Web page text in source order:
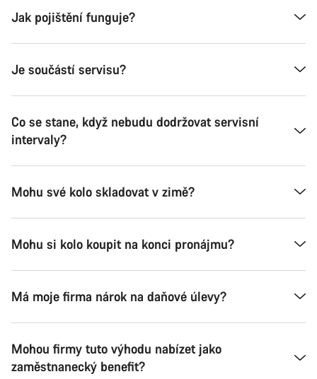
Jak pojištění funguje?
Je součástí servisu?
Co se stane, když nebudu dodržovat servisní
intervaly?
Mohu své kolo skladovat v zimě?
Mohu si kolo koupit na konci pronájmu?
Má moje firma nárok na daňové úlevy?
Mohou firmy tuto výhodu nabízet jako
zaměstnanecký benefit?